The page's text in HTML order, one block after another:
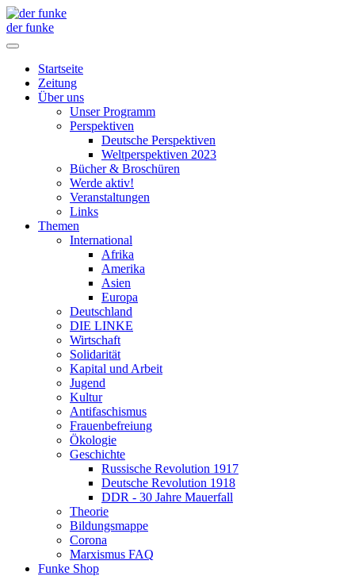
der funke
Startseite
Zeitung
Über uns
Unser Programm
Perspektiven
Deutsche Perspektiven
Weltperspektiven 2023
Bücher & Broschüren
Werde aktiv!
Veranstaltungen
Links
Themen
International
Afrika
Amerika
Asien
Europa
Deutschland
DIE LINKE
Wirtschaft
Solidarität
Kapital und Arbeit
Jugend
Kultur
Antifaschismus
Frauenbefreiung
Ökologie
Geschichte
Russische Revolution 1917
Deutsche Revolution 1918
DDR - 30 Jahre Mauerfall
Theorie
Bildungsmappe
Corona
Marxismus FAQ
Funke Shop